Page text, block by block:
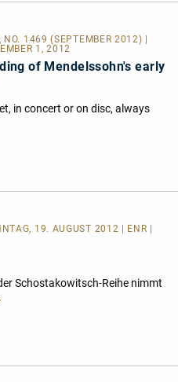
NO. 1469 (SEPTEMBER 2012) |
1, 2012
of Mendelssohn's early
in concert or on disc, always
19. AUGUST 2012 | ENR |
Schostakowitsch-Reihe nimmt